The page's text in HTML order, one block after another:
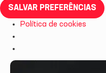
SALVAR PREFERÊNCIAS
Política de cookies